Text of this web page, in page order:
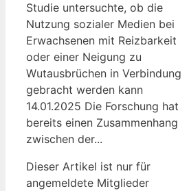
Studie untersuchte, ob die
Nutzung sozialer Medien bei
Erwachsenen mit Reizbarkeit
oder einer Neigung zu
Wutausbrüchen in Verbindung
gebracht werden kann
14.01.2025 Die Forschung hat
bereits einen Zusammenhang
zwischen der...
Dieser Artikel ist nur für
angemeldete Mitglieder